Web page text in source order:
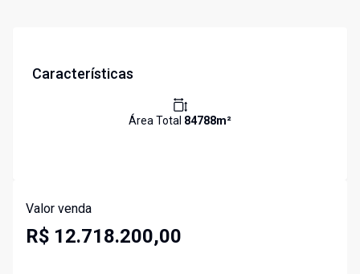
Características
Área Total 84788m²
Valor venda
R$ 12.718.200,00